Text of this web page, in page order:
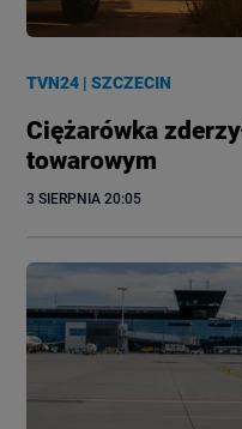
TVN24 |SZCZECIN
Ciężarówka
towarowym
3 SIERPNIA 20:05